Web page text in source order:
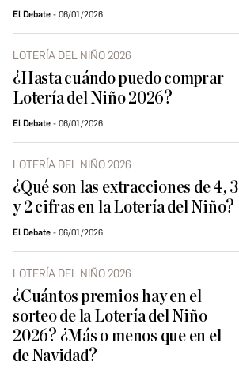
El Debate 06/01/2026
LOTERÍA DEL NIÑO 2026
¿Hasta cuándo puedo comprar
Lotería del Niño 2026?
El Debate 06/01/2026
LOTERÍA DEL NIÑO 2026
¿Qué son las extracciones de 4, 3
y 2 cifras en la Lotería del Niño?
El Debate 06/01/2026
LOTERÍA DEL NIÑO 2026
¿Cuántos premios hay en el
sorteo de la Lotería del Niño
2026? ¿Más o menos que en el
de Navidad?